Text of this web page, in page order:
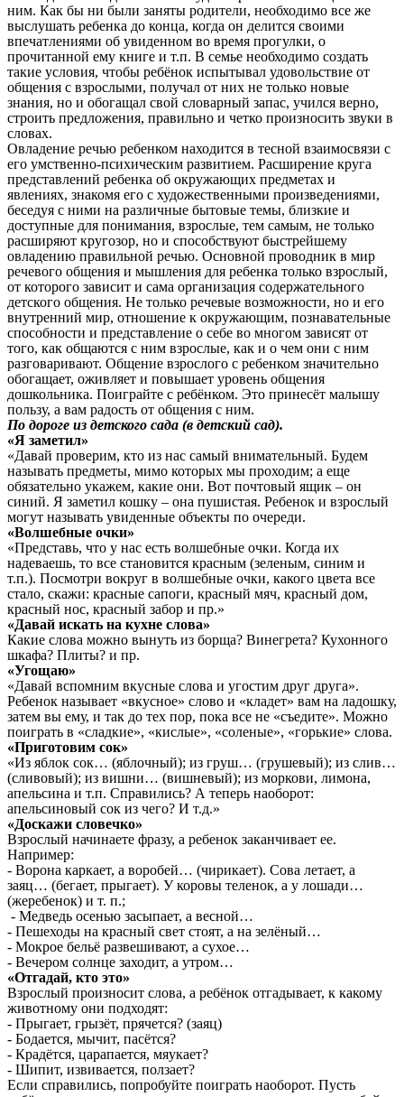
ним. Как бы ни были заняты родители, необходимо все же
выслушать ребенка до конца, когда он делится своими
впечатлениями об увиденном во время прогулки, о
прочитанной ему книге и т.п. В семье необходимо создать
такие условия, чтобы ребёнок испытывал удовольствие от
общения с взрослыми, получал от них не только новые
знания, но и обогащал свой словарный запас, учился верно,
строить предложения, правильно и четко произносить звуки в
словах.
Овладение речью ребенком находится в тесной взаимосвязи с
его умственно-психическим развитием. Расширение круга
представлений ребенка об окружающих предметах и
явлениях, знакомя его с художественными произведениями,
беседуя с ними на различные бытовые темы, близкие и
доступные для понимания, взрослые, тем самым, не только
расширяют кругозор, но и способствуют быстрейшему
овладению правильной речью. Основной проводник в мир
речевого общения и мышления для ребенка только взрослый,
от которого зависит и сама организация содержательного
детского общения. Не только речевые возможности, но и его
внутренний мир, отношение к окружающим, познавательные
способности и представление о себе во многом зависят от
того, как общаются с ним взрослые, как и о чем они с ним
разговаривают. Общение взрослого с ребенком значительно
обогащает, оживляет и повышает уровень общения
дошкольника. Поиграйте с ребёнком. Это принесёт малышу
пользу, а вам радость от общения с ним.
По дороге из детского сада (в детский сад).
«Я заметил»
«Давай проверим, кто из нас самый внимательный. Будем
называть предметы, мимо которых мы проходим; а еще
обязательно укажем, какие они. Вот почтовый ящик – он
синий. Я заметил кошку – она пушистая. Ребенок и взрослый
могут называть увиденные объекты по очереди.
«Волшебные очки»
«Представь, что у нас есть волшебные очки. Когда их
надеваешь, то все становится красным (зеленым, синим и
т.п.). Посмотри вокруг в волшебные очки, какого цвета все
стало, скажи: красные сапоги, красный мяч, красный дом,
красный нос, красный забор и пр.»
«Давай искать на кухне слова»
Какие слова можно вынуть из борща? Винегрета? Кухонного
шкафа? Плиты? и пр.
«Угощаю»
«Давай вспомним вкусные слова и угостим друг друга».
Ребенок называет «вкусное» слово и «кладет» вам на ладошку,
затем вы ему, и так до тех пор, пока все не «съедите». Можно
поиграть в «сладкие», «кислые», «соленые», «горькие» слова.
«Приготовим сок»
«Из яблок сок… (яблочный); из груш… (грушевый); из слив…
(сливовый); из вишни… (вишневый); из моркови, лимона,
апельсина и т.п. Справились? А теперь наоборот:
апельсиновый сок из чего? И т.д.»
«Доскажи словечко»
Взрослый начинаете фразу, а ребенок заканчивает ее.
Например:
- Ворона каркает, а воробей… (чирикает). Сова летает, а
заяц… (бегает, прыгает). У коровы теленок, а у лошади…
(жеребенок) и т. п.;
- Медведь осенью засыпает, а весной…
- Пешеходы на красный свет стоят, а на зелёный…
- Мокрое бельё развешивают, а сухое…
- Вечером солнце заходит, а утром…
«Отгадай, кто это»
Взрослый произносит слова, а ребёнок отгадывает, к какому
животному они подходят:
- Прыгает, грызёт, прячется? (заяц)
- Бодается, мычит, пасётся?
- Крадётся, царапается, мяукает?
- Шипит, извивается, ползает?
Если справились, попробуйте поиграть наоборот. Пусть